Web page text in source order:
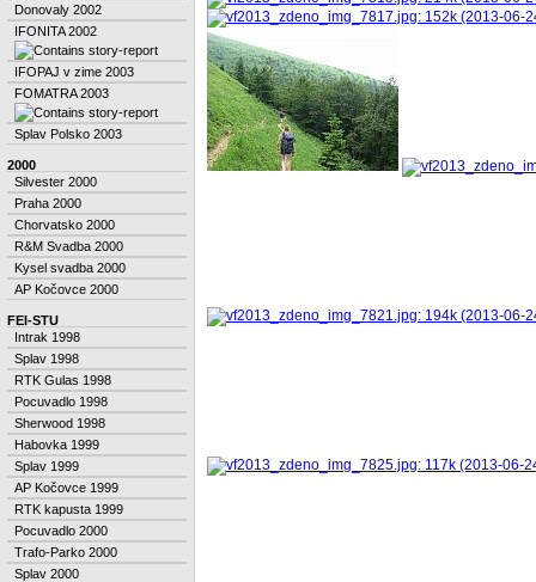
Donovaly 2002
IFONITA 2002
IFOPAJ v zime 2003
FOMATRA 2003
Splav Polsko 2003
2000
Silvester 2000
Praha 2000
Chorvatsko 2000
R&M Svadba 2000
Kysel svadba 2000
AP Kočovce 2000
FEI-STU
Intrak 1998
Splav 1998
RTK Gulas 1998
Pocuvadlo 1998
Sherwood 1998
Habovka 1999
Splav 1999
AP Kočovce 1999
RTK kapusta 1999
Pocuvadlo 2000
Trafo-Parko 2000
Splav 2000